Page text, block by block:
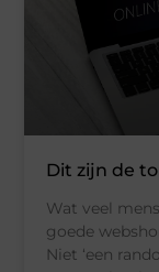
Dit zijn de
Wat veel
goede
Niet ‘een